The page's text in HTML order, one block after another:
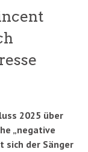
2025 über
„negative
sich der Sänger